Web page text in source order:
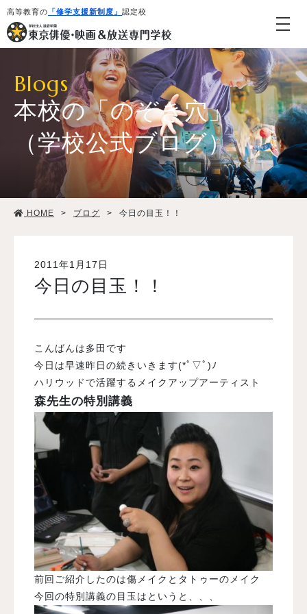
高等教育の 「修学支援新制度」 認定校
学校紹介・教育システム
学生生活
入試案内
学校情報
オープンキャンパス
訪問者別メニュー
Blogs
本校の「のぞき穴」
（学校公式ブログ）
HOME > ブログ > 今日の目玉！！
2011年1月17日
今日の目玉！！
こんばんは多田です
今日は早速昨日の続きいきます(*ﾟ▽ﾟ)ﾉ
ハリウッドで活躍するメイクアップアーティスト
森先生の特別講義
前回ご紹介したのは傷メイクとタトゥーのメイク
今回の特別講義の目玉はというと、、、